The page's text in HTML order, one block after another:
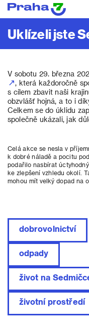
Uklízeli jste
V sobotu 29. března
, která každoročně
s cílem zbavit naši
obzvlášť hojná, a to i
Celkem se do úklidu
společně ukázali, jak
Celá akce se nesla v
k dobré náladě a pocitu
podařilo nasbírat
ke zlepšení vzhledu okolí.
mohou mít velký dopad na
dobrovolnictví
odpady
život na
životní prostředí